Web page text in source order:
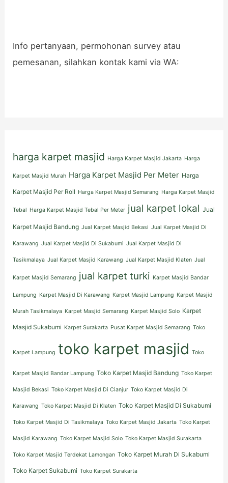
Info pertanyaan, permohonan survey atau
pemesanan, silahkan kontak kami via WA:
harga karpet masjid Harga Karpet Masjid Jakarta Harga
Karpet Masjid Murah Harga Karpet Masjid Per Meter Harga
Karpet Masjid Per Roll Harga Karpet Masjid Semarang Harga Karpet Masjid
Tebal Harga Karpet Masjid Tebal Per Meter jual karpet lokal Jual
Karpet Masjid Bandung Jual Karpet Masjid Bekasi Jual Karpet Masjid Di
Karawang Jual Karpet Masjid Di Sukabumi Jual Karpet Masjid Di
Tasikmalaya Jual Karpet Masjid Karawang Jual Karpet Masjid Klaten Jual
Karpet Masjid Semarang jual karpet turki Karpet Masjid Bandar
Lampung Karpet Masjid Di Karawang Karpet Masjid Lampung Karpet Masjid
Murah Tasikmalaya Karpet Masjid Semarang Karpet Masjid Solo Karpet
Masjid Sukabumi Karpet Surakarta Pusat Karpet Masjid Semarang Toko
Karpet Lampung toko karpet masjid Toko
Karpet Masjid Bandar Lampung Toko Karpet Masjid Bandung Toko Karpet
Masjid Bekasi Toko Karpet Masjid Di Cianjur Toko Karpet Masjid Di
Karawang Toko Karpet Masjid Di Klaten Toko Karpet Masjid Di Sukabumi
Toko Karpet Masjid Di Tasikmalaya Toko Karpet Masjid Jakarta Toko Karpet
Masjid Karawang Toko Karpet Masjid Solo Toko Karpet Masjid Surakarta
Toko Karpet Masjid Terdekat Lamongan Toko Karpet Murah Di Sukabumi
Toko Karpet Sukabumi Toko Karpet Surakarta